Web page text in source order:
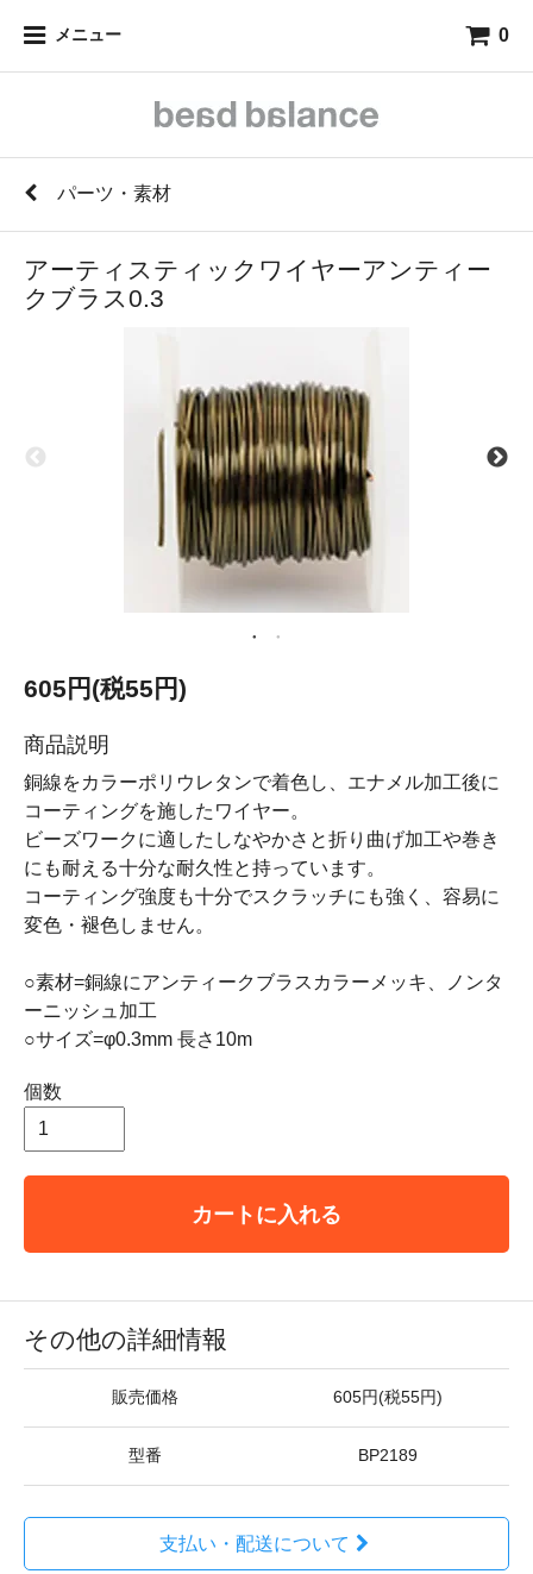
メニュー 0
パーツ・素材
アーティスティックワイヤーアンティー
クブラス0.3
605円(税55円)
商品説明
銅線をカラーポリウレタンで着色し、エナメル加工後に
コーティングを施したワイヤー。
ビーズワークに適したしなやかさと折り曲げ加工や巻き
にも耐える十分な耐久性と持っています。
コーティング強度も十分でスクラッチにも強く、容易に
変色・褪色しません。
○素材=銅線にアンティークブラスカラーメッキ、ノンタ
ーニッシュ加工
○サイズ=φ0.3mm 長さ10m
個数
カートに入れる
その他の詳細情報
販売価格 605円(税55円)
型番 BP2189
支払い・配送について